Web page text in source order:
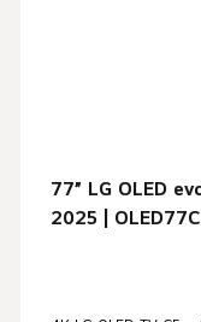
77” LG OLED
2025 |